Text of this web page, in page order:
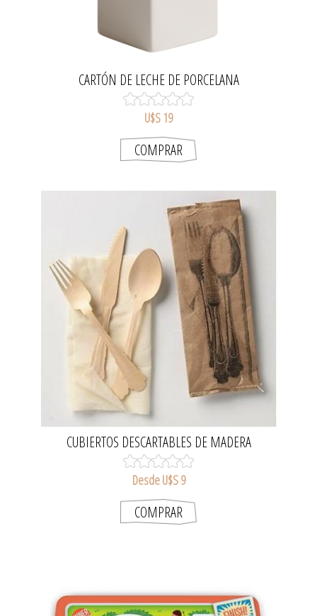
CARTÓN DE LECHE DE PORCELANA
U$S 19
CUBIERTOS DESCARTABLES DE MADERA
Desde U$S 9